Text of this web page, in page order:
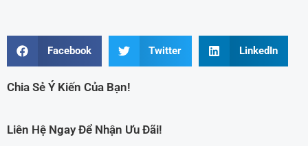
Facebook Twitter LinkedIn
Chia Sẻ Ý Kiến Của Bạn!
Liên Hệ Ngay Để Nhận Ưu Đãi!